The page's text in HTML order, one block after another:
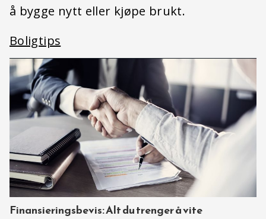
å bygge nytt eller kjøpe brukt.
Boligtips
Finansieringsbevis: Alt du trenger å vite